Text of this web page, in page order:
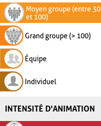
Moyen groupe (entre 30
et 100)
Grand groupe (> 100)
Équipe
Individuel
INTENSITÉ D'ANIMATION